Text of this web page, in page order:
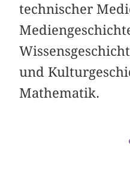
technischer
und
Mathematik.